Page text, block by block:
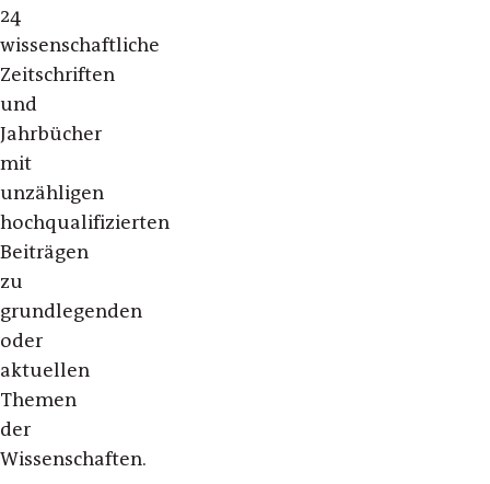
24
wissenschaftliche
Zeitschriften
und
Jahrbücher
mit
unzähligen
hochqualifizierten
Beiträgen
zu
grundlegenden
oder
aktuellen
Themen
der
Wissenschaften.